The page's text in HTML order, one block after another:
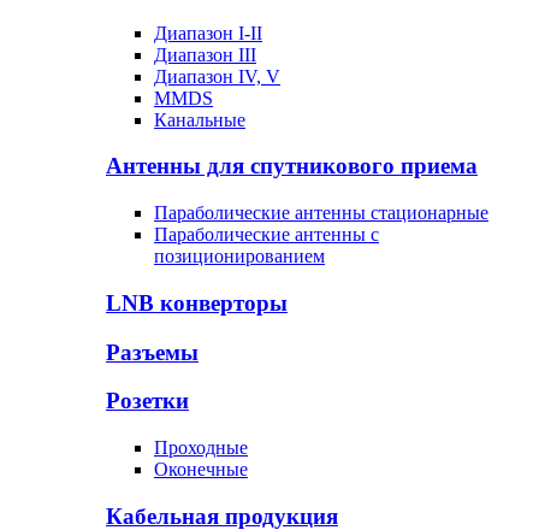
Диапазон I-II
Диапазон III
Диапазон IV, V
MMDS
Канальные
Антенны для спутникового приема
Параболические антенны стационарные
Параболические антенны с
позиционированием
LNB конверторы
Разъемы
Розетки
Проходные
Оконечные
Кабельная продукция